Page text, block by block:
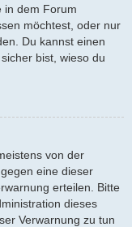
in dem Forum
möchtest, oder nur
Du kannst einen
bist, wieso du
von der
eine dieser
erteilen. Bitte
dieses
Verwarnung zu tun